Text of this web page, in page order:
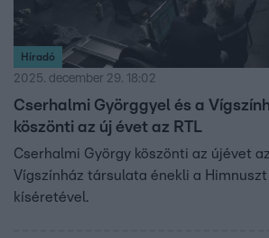
Híradó
2025. december 29. 18:02
Cserhalmi Györggyel és a
köszönti az új évet az RTL
Cserhalmi György köszönti az újévet
Vígszínház társulata énekli a
kíséretével.